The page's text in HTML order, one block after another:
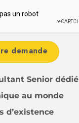
Senior dédié
au monde
d’existence